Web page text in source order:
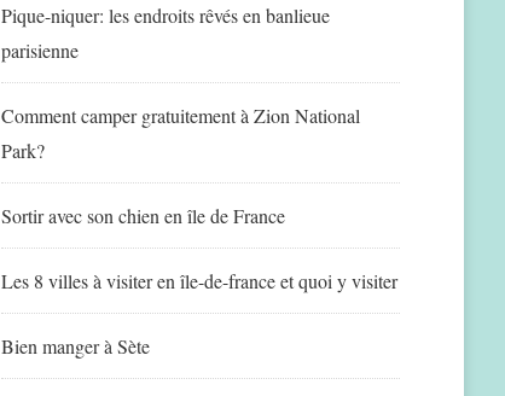
Pique-niquer: les endroits rêvés en banlieue
parisienne
Comment camper gratuitement à Zion National
Park?
Sortir avec son chien en île de France
Les 8 villes à visiter en île-de-france et quoi y visiter
Bien manger à Sète